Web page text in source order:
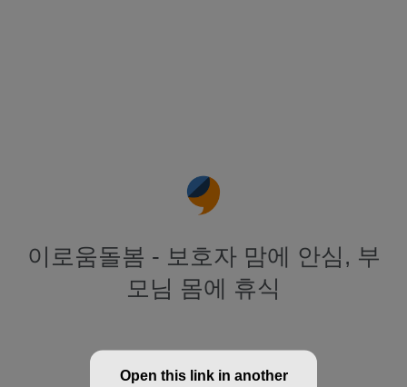
이로움돌봄 - 보호자 맘에 안심, 부
모님 몸에 휴식